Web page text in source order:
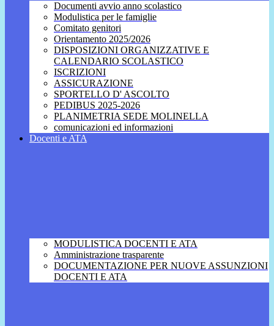
Documenti avvio anno scolastico
Modulistica per le famiglie
Comitato genitori
Orientamento 2025/2026
DISPOSIZIONI ORGANIZZATIVE E
CALENDARIO SCOLASTICO
ISCRIZIONI
ASSICURAZIONE
SPORTELLO D' ASCOLTO
PEDIBUS 2025-2026
PLANIMETRIA SEDE MOLINELLA
comunicazioni ed informazioni
Docenti e ATA
MODULISTICA DOCENTI E ATA
Amministrazione trasparente
DOCUMENTAZIONE PER NUOVE ASSUNZIONI
DOCENTI E ATA